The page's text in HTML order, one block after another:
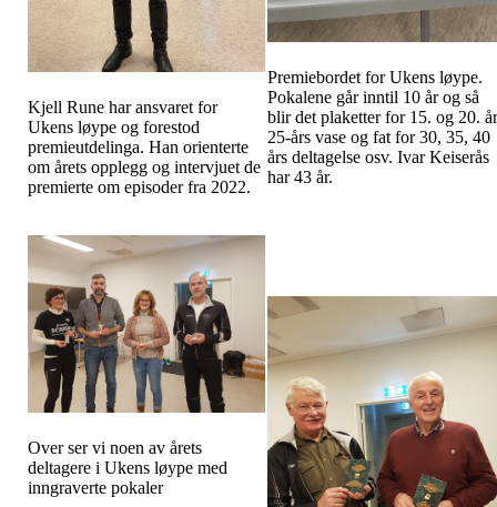
Kjell Rune har ansvaret for
Ukens løype og forestod
premieutdelinga. Han orienterte
om årets opplegg og intervjuet de
premierte om episoder fra 2022.
Premiebordet for Ukens løype.
Pokalene går inntil 10 år og så
blir det plaketter for 15. og 20.
25-års vase og fat for 30, 35, 40
års deltagelse osv. Ivar Keiserås
har 43 år.
Over ser vi noen av årets
deltagere i Ukens løype med
inngraverte pokaler